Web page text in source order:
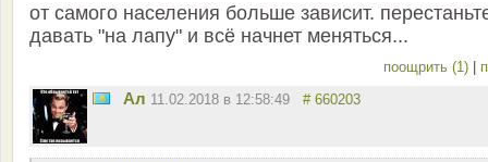
от самого населения больше зависит.
давать "на лапу" и всё начнет меняться...
поощрить (1)
Ал 11.02.2018 в 12:58:49 # 660203